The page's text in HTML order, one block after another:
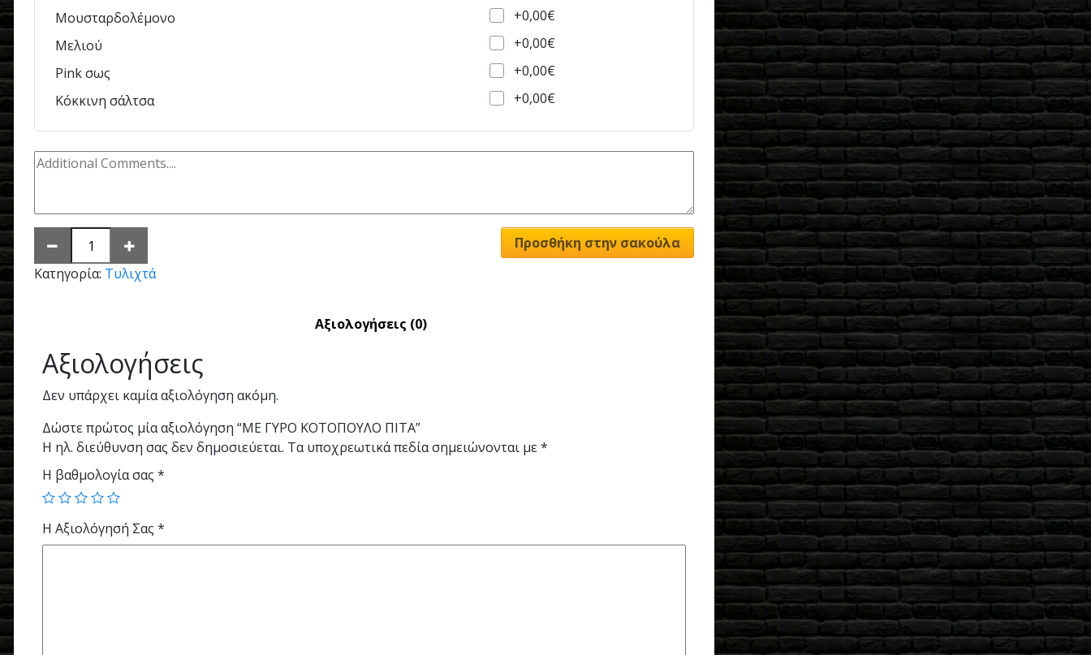
Μουσταρδολέμονο
+0,00€
Μελιού
+0,00€
Pink σως
+0,00€
Κόκκινη σάλτσα
+0,00€
Προσθήκη στην σακούλα
Κατηγορία: Τυλιχτά
Αξιολογήσεις (0)
Αξιολογήσεις
Δεν υπάρχει καμία αξιολόγηση ακόμη.
Δώστε πρώτος μία αξιολόγηση “ME ΓΥΡΟ ΚΟΤΟΠΟΥΛΟ ΠΙΤΑ”
Η ηλ. διεύθυνση σας δεν δημοσιεύεται. Τα υποχρεωτικά πεδία σημειώνονται με*
Η βαθμολογία σας *
Η Αξιολόγησή Σας *